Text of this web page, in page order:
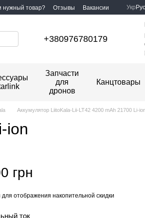
нужный товар? Отзывы Вакансии Укр Рус
+380976780179
Запчасти
для
дронов
Канцтовары
Аккумулятор LiitoKala-Lii-LT42 4200 mAh 21700 Li-
ion
грн
для отображения накопительной скидки
ток